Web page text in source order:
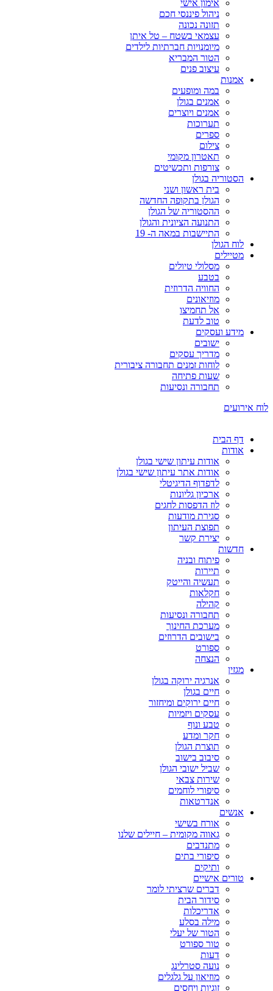
אימון אישי
ניהול פיננסי חכם
תזונה נכונה
עצמאי בשטח – טל איתן
מיומנויות חברתיות לילדים
הטור המבריא
עיצוב פנים
אמנות
במה ומופעים
אמנים בגולן
אמנים ויוצרים
תערוכות
ספרים
צילום
תאטרון מקומי
צורפות ותכשיטים
הסטוריה בגולן
בית ראשון ושני
הגולן בתקופה החדשה
ההסטוריה של הגולן
התנועה הציונית והגולן
התיישבות במאה ה- 19
לוח הגולן
מטיילים
מסלולי טיולים
בטבע
החוויה הדרוזית
מוזיאונים
אל תחמיצו
טוב לדעת
מידע ועסקים
ישובים
מדריך עסקים
לוחות זמנים תחבורה ציבורית
שעות פתיחה
תחבורה ונסיעות
לוח אירועים
דף הבית
אודות
אודות עיתון שישי בגולן
אודות אתר עיתון שישי בגולן
לדפדוף הדיגיטלי
ארכיון גליונות
לוז הדפסות לחגים
סגירת מודעות
תפוצת העיתון
יצירת קשר
חדשות
פיתוח ובניה
תיירות
תעשיה והייטק
חקלאות
קהילה
תחבורה ונסיעות
מערכת החינוך
בישובים הדרוזים
ספורט
הנצחה
מגזין
אנרגיה ירוקה בגולן
חיים בגולן
חיים ירוקים ומיחזור
עסקים ויזמיות
טבע ונוף
חקר ומדע
תוצרת הגולן
סיבוב בישוב
שביל ישובי הגולן
שירות צבאי
סיפורי לוחמים
אנדרטאות
אנשים
אורח בשישי
גאווה מקומית – חיילים שלנו
מתנדבים
סיפורי בתים
ותיקים
טורים אישיים
דברים שרציתי לומר
סידור הבית
אדריכלות
מילה בסלע
הטור של יעלי
טור ספורט
דעות
נועה סטרלינג
מוזיאון על גלגלים
זוגיות ויחסים